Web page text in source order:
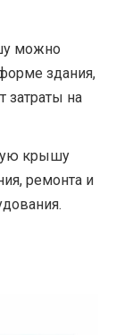
можно
здания,
затраты на
крышу
ремонта и